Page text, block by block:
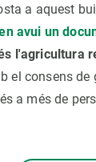
a aquest
avui un
l'agricultura
el consens
a més de